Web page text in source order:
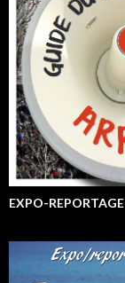
EXPO-